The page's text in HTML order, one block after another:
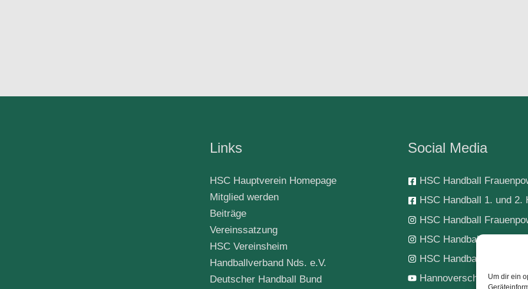
Um dir ein
Links
HSC Hauptverein Homepage
Mitglied werden
Beiträge
Vereinssatzung
HSC Vereinsheim
Handballverband Nds. e.V.
Deutscher Handball Bund
Social Media
HSC Handball
HSC Handball 1. und 2.
HSC Handball
HSC Handball 1. Herren
HSC Handball-Jugend
Hannoverscher SC